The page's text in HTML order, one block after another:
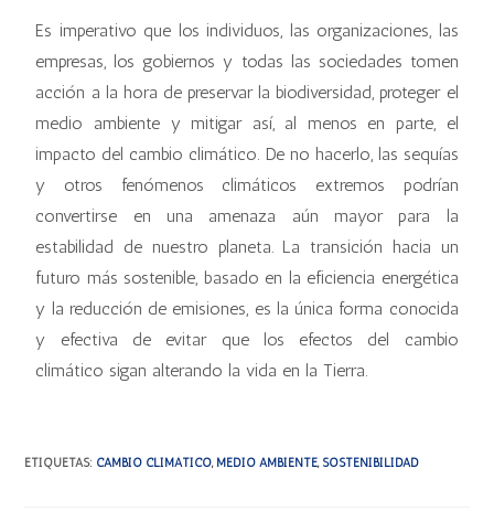
Es imperativo que los individuos, las organizaciones, las
empresas, los gobiernos y todas las sociedades tomen
acción a la hora de preservar la biodiversidad, proteger el
medio ambiente y mitigar así, al menos en parte, el
impacto del cambio climático. De no hacerlo, las sequías
y otros fenómenos climáticos extremos podrían
convertirse en una amenaza aún mayor para la
estabilidad de nuestro planeta. La transición hacia un
futuro más sostenible, basado en la eficiencia energética
y la reducción de emisiones, es la única forma conocida
y efectiva de evitar que los efectos del cambio
climático sigan alterando la vida en la Tierra.
ETIQUETAS: CAMBIO CLIMÁTICO, MEDIO AMBIENTE, SOSTENIBILIDAD